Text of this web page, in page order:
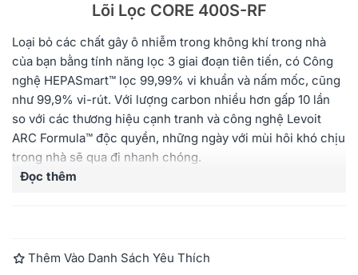
Lõi Lọc CORE 400S-RF
Loại bỏ các chất gây ô nhiễm trong không khí trong nhà
của bạn bằng tính năng lọc 3 giai đoạn tiên tiến, có Công
nghệ HEPASmart™ lọc 99,99% vi khuẩn và nấm mốc, cũng
như 99,9% vi-rút. Với lượng carbon nhiều hơn gấp 10 lần
so với các thương hiệu cạnh tranh và công nghệ Levoit
ARC Formula™ độc quyền, những ngày với mùi hôi khó chịu
trong nhà sẽ qua đi nhanh chóng.
Đọc thêm
Thêm Vào Danh Sách Yêu Thích